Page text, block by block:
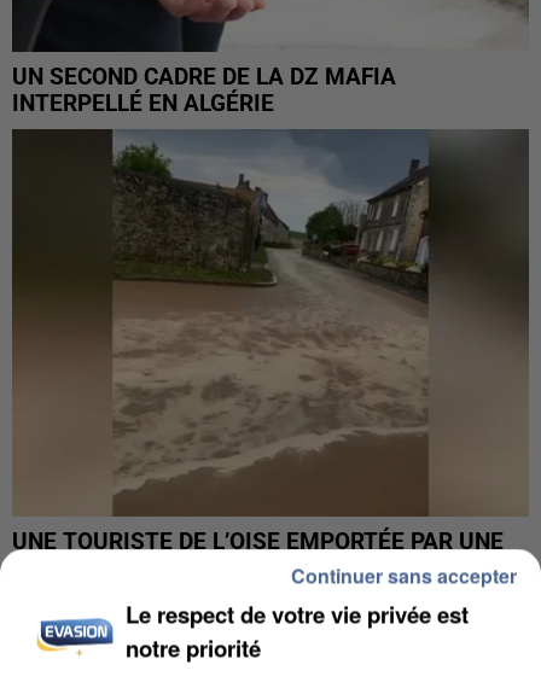
UN SECOND CADRE DE LA DZ MAFIA
INTERPELLÉ EN ALGÉRIE
UNE TOURISTE DE L’OISE EMPORTÉE PAR UNE
COULÉE DE BOUE EN HAUTE-SAVOIE
Le respect de votre vie privée est
notre priorité
Continuer sans accepter